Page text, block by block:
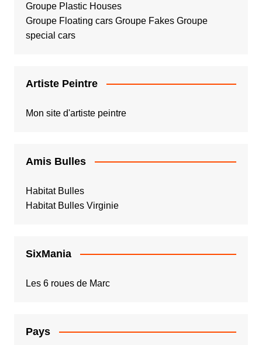
Groupe Plastic Houses
Groupe Floating cars Groupe Fakes Groupe
special cars
Artiste Peintre
Mon site d'artiste peintre
Amis Bulles
Habitat Bulles
Habitat Bulles Virginie
SixMania
Les 6 roues de Marc
Pays